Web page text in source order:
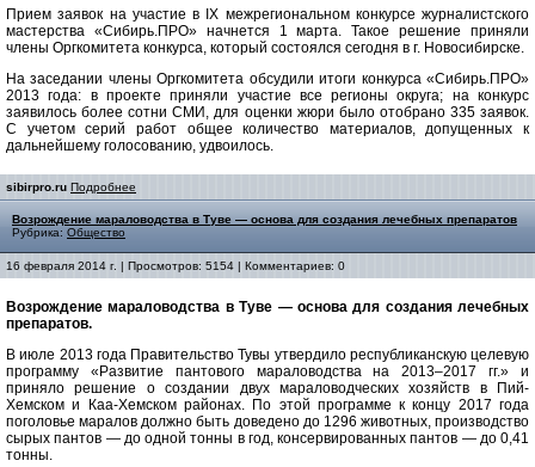
Прием заявок на участие в IX межрегиональном конкурсе журналистского
мастерства «Сибирь.ПРО» начнется 1 марта. Такое решение приняли
члены Оргкомитета конкурса, который состоялся сегодня в г. Новосибирске.
На заседании члены Оргкомитета обсудили итоги конкурса «Сибирь.ПРО»
2013 года: в проекте приняли участие все регионы округа; на конкурс
заявилось более сотни СМИ, для оценки жюри было отобрано 335 заявок.
С учетом серий работ общее количество материалов, допущенных к
дальнейшему голосованию, удвоилось.
sibirpro.ru Подробнее
Возрождение мараловодства в Туве — основа для создания лечебных препаратов
Рубрика: Общество
16 февраля 2014 г. | Просмотров: 5154 | Комментариев: 0
Возрождение мараловодства в Туве — основа для создания лечебных
препаратов.
В июле 2013 года Правительство Тувы утвердило республиканскую целевую
программу «Развитие пантового мараловодства на 2013–2017 гг.» и
приняло решение о создании двух мараловодческих хозяйств в Пий-
Хемском и Каа-Хемском районах. По этой программе к концу 2017 года
поголовье маралов должно быть доведено до 1296 животных, производство
сырых пантов — до одной тонны в год, консервированных пантов — до 0,41
тонны.